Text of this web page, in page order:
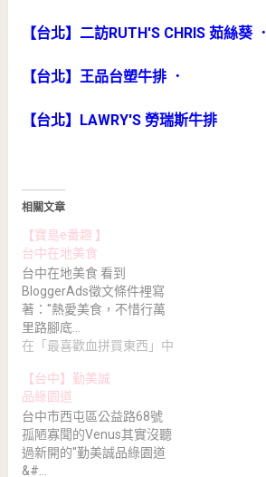
【台北】二訪RUTH'S CHRIS 茹絲葵．
【台北】王品台塑牛排．
【台北】LAWRY'S 勞瑞斯牛排
相關文章
【寶島e番趣 】
台中在地美食
台中在地美食 看到
BloggerAds徵文條件裡寫
著：''熱愛美食，不惜行萬
里路腳底…
在「最喜歡血拼買東西」中
【台中】勤美誠
品綠園道
台中市西屯區公益路68號
孤陋寡聞的Venus其實沒聽
過新開的''勤美誠品綠園道
&#…